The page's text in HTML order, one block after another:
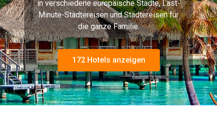
in verschiedene europäische Städte, Last-
Minute-Städtereisen und Städtereisen für
die ganze Familie.
172 Hotels anzeigen